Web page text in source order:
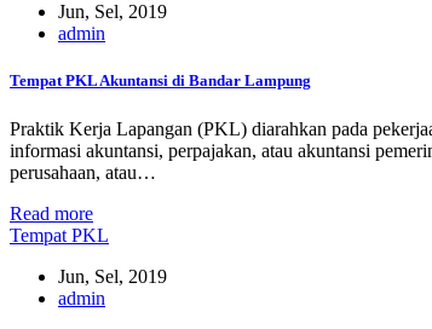
Jun, Sel, 2019
admin
Tempat PKL Akuntansi di Bandar Lampung
Praktik Kerja Lapangan (PKL) diarahkan pada
informasi akuntansi, perpajakan, atau akuntansi
perusahaan, atau…
Read more
Tempat PKL
Jun, Sel, 2019
admin